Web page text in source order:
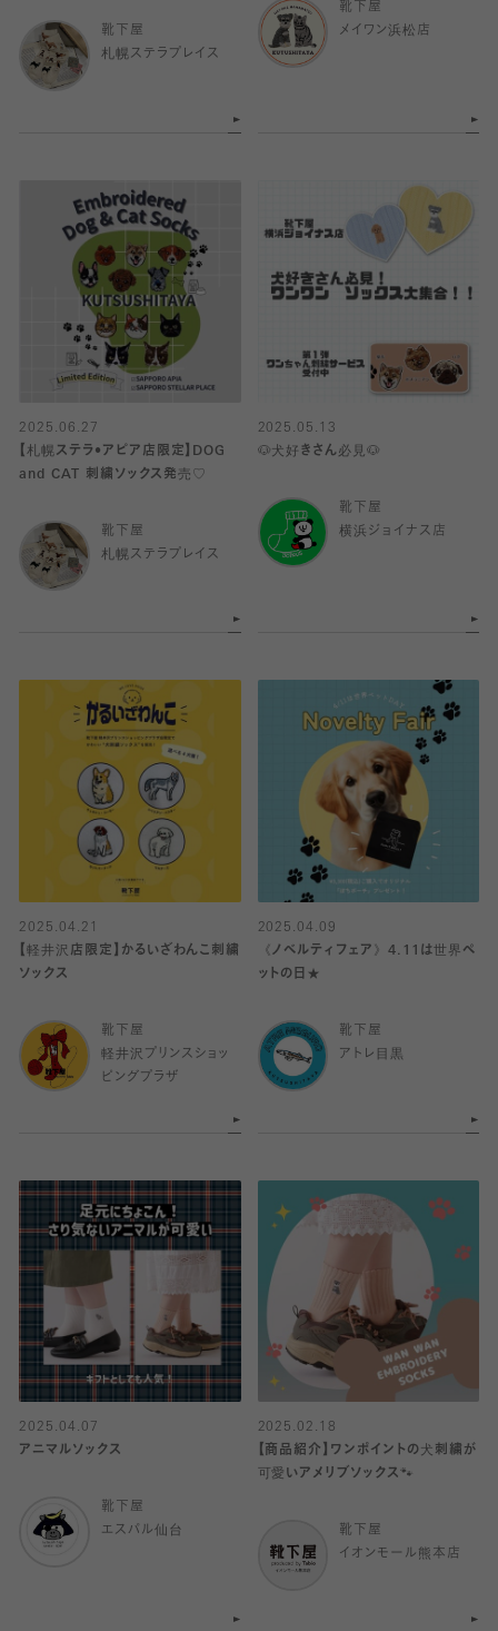
靴下屋
札幌ステラプレイス
靴下屋
メイワン浜松店
2025.06.27
【札幌ステラ•アピア店限定】DOG
and CAT 刺繍ソックス発売♡
靴下屋
札幌ステラプレイス
2025.05.13
🐶犬好きさん必見🐶
靴下屋
横浜ジョイナス店
2025.04.21
【軽井沢店限定】かるいざわんこ刺繍
ソックス
靴下屋
軽井沢プリンスショッ
ピングプラザ
2025.04.09
《ノベルティフェア》4.11は世界ペ
ットの日★
靴下屋
アトレ目黒
2025.04.07
アニマルソックス
靴下屋
エスパル仙台
2025.02.18
【商品紹介】ワンポイントの犬刺繍が
可愛いアメリブソックス🐾
靴下屋
イオンモール熊本店